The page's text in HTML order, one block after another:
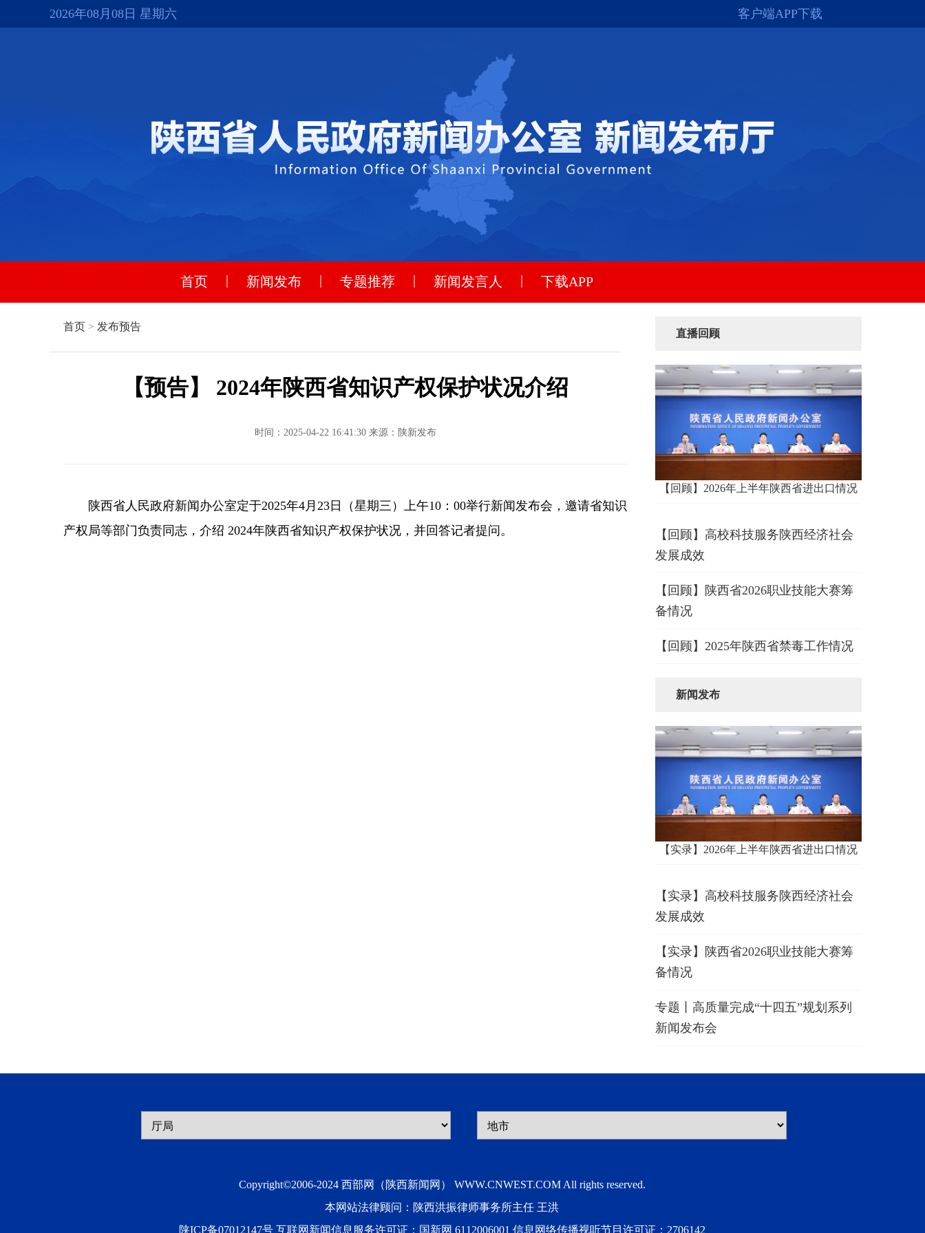
2026年08月08日 星期六 客户端APP下载
首页 | 新闻发布 | 专题推荐 | 新闻发言人 | 下载APP
首页 > 发布预告
【预告】 2024年陕西省知识产权保护状况介绍
时间：2025-04-22 16:41:30 来源：陕新发布
陕西省人民政府新闻办公室定于2025年4月23日（星期三）上午10：00举行新闻发布会，邀请省知识
产权局等部门负责同志，介绍 2024年陕西省知识产权保护状况，并回答记者提问。
直播回顾
【回顾】2026年上半年陕西省进出口情况
【回顾】高校科技服务陕西经济社会
发展成效
【回顾】陕西省2026职业技能大赛筹
备情况
【回顾】2025年陕西省禁毒工作情况
新闻发布
【实录】2026年上半年陕西省进出口情况
【实录】高校科技服务陕西经济社会
发展成效
【实录】陕西省2026职业技能大赛筹
备情况
专题丨高质量完成“十四五”规划系列
新闻发布会
Copyright©2006-2024 西部网（陕西新闻网） WWW.CNWEST.COM All rights reserved.
本网站法律顾问：陕西洪振律师事务所主任 王洪
陕ICP备07012147号 互联网新闻信息服务许可证：国新网 6112006001 信息网络传播视听节目许可证：2706142